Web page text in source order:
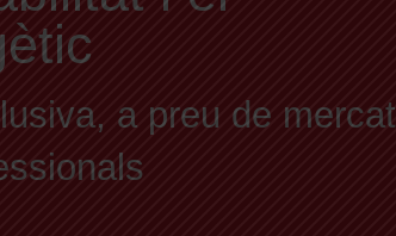
a preu de mercat